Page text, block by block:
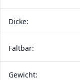
Dicke:
Faltbar:
Gewicht: